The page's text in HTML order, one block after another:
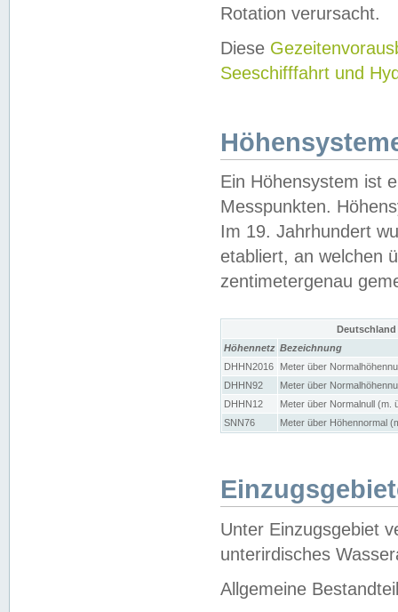
Rotation verursacht.
Diese
Seeschifffahrt und
Ein Höhensystem ist
Messpunkten.
Im 19. Jahrhundert
etabliert, an welchen
zentimetergenau
Höhennetz Bezeichnung
DHHN2016
Meter über
DHHN92
Meter über
DHHN12
Meter über Normalnull (m.
SNN76
Meter über Höhennormal
Unter Einzugsgebiet
unterirdisches
Allgemeine